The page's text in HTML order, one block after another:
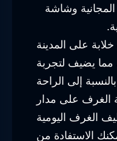
وشاشة
على المدينة
مما يضيف لتجربة
إلى الراحة
الغرف على مدار
الاستفادة من